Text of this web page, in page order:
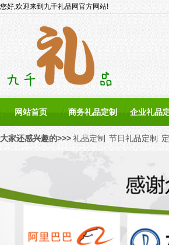
网站首页 商务礼品定制 企业礼品
您好,欢迎来到九千礼品网官方网站!
大家还感兴趣的>>>礼品定制 节日礼品定制